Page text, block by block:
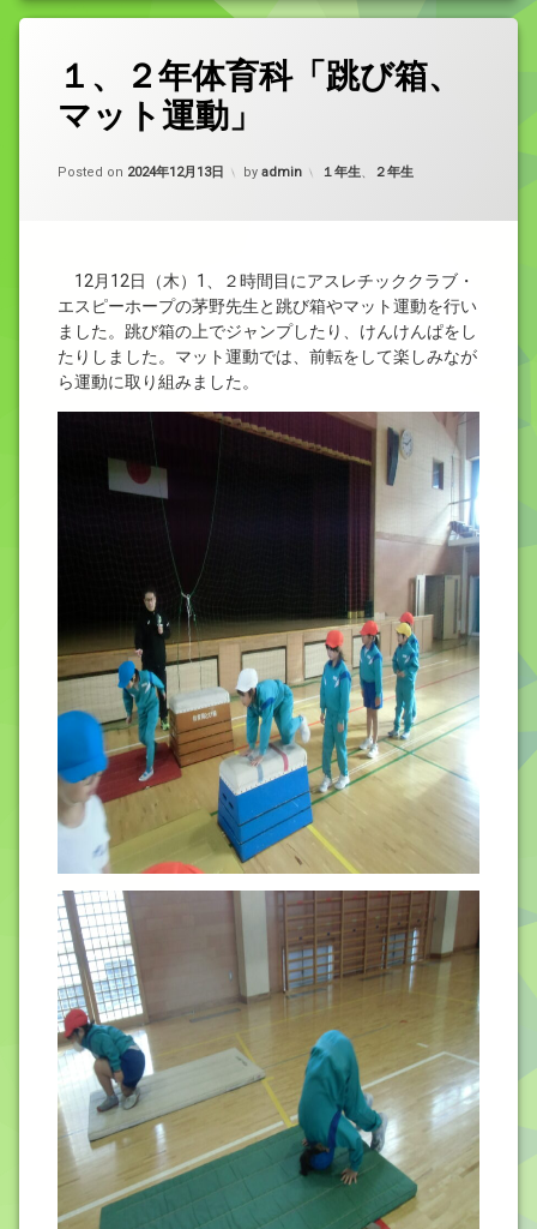
１、２年体育科「跳び箱、
マット運動」
Posted on 2024年12月13日 by admin カテゴリー:
１年生、 ２年生
12月12日（木）1、２時間目にアスレチッククラブ・
エスピーホープの茅野先生と跳び箱やマット運動を行い
ました。跳び箱の上でジャンプしたり、けんけんぱをし
たりしました。マット運動では、前転をして楽しみなが
ら運動に取り組みました。